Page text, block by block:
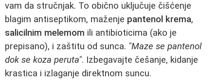
vam da stručnjak. To obično uključuje čišćenje
blagim antiseptikom, maženje pantenol krema,
salicilnim melemom ili antibioticima (ako je
prepisano), i zaštitu od sunca. "Maze se pantenol
dok se koza peruta". Izbegavajte češanje, kidanje
krastica i izlaganje direktnom suncu.